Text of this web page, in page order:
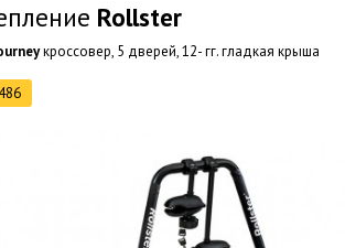
Rollster
кроссовер, 5 дверей, 12- гг. гладкая крыша